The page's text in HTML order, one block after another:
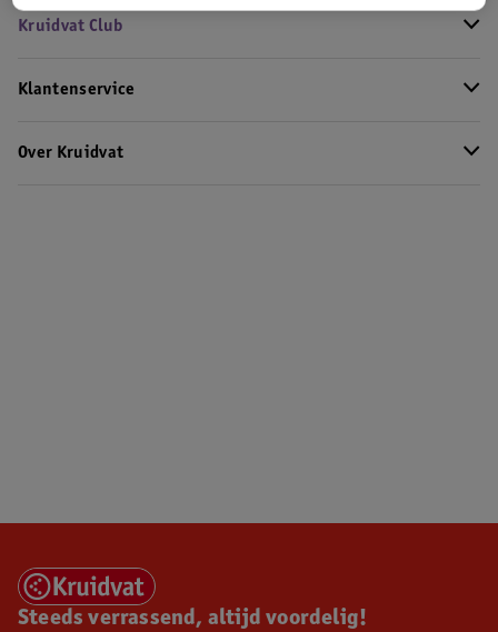
Kruidvat Club
Klantenservice
Over Kruidvat
Steeds verrassend, altijd voordelig!